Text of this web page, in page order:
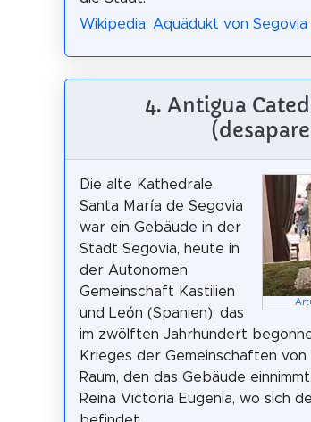
Wikipedia: Aquädukt von Segovia
4. Antigua
Die alte Kathedrale
Santa María de Segovia
war ein Gebäude in der
Stadt Segovia, heute in
der Autonomen
Gemeinschaft Kastilien
und León (Spanien), das
im zwölften Jahrhundert
Krieges der Gemeinschaften
Raum, den das Gebäude
Reina Victoria Eugenia, wo sich